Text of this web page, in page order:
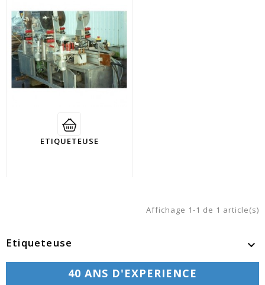
ETIQUETEUSE
Affichage 1-1 de 1 article(s)
Etiqueteuse

40 ANS D'EXPERIENCE